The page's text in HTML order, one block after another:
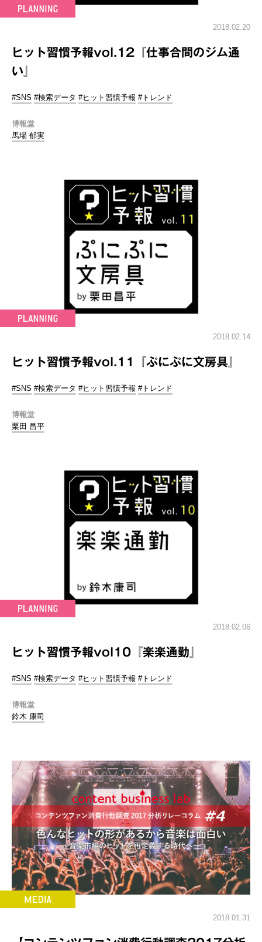
2018.02.20
ヒット習慣予報vol.12『仕事合間のジム通
い』
#SNS #検索データ #ヒット習慣予報 #トレンド
博報堂
馬場 郁実
2018.02.14
ヒット習慣予報vol.11『ぷにぷに文房具』
#SNS #検索データ #ヒット習慣予報 #トレンド
博報堂
栗田 昌平
2018.02.06
ヒット習慣予報vol10『楽楽通勤』
#SNS #検索データ #ヒット習慣予報 #トレンド
博報堂
鈴木 康司
2018.01.31